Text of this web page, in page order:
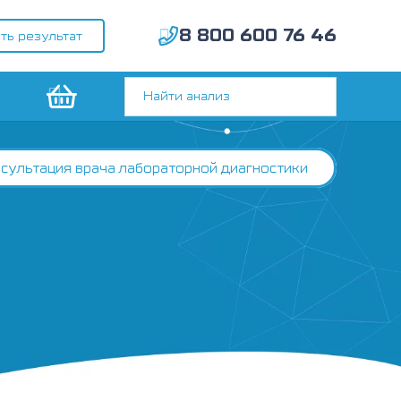
результат 8 800 600 76 46
врача лабораторной диагностики